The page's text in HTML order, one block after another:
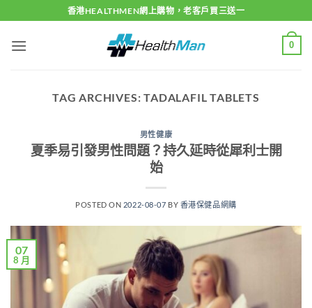
to
content
香港HEALTHMEN網上購物，老客戶買三送一
0
TAG ARCHIVES:TADALAFIL TABLETS
男性健康
夏季易引發男性問題？持久延時從犀利士開
始
POSTED ON 2022-08-07 BY 香港保健品網購
07
8 月